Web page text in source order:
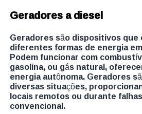
Geradores a diesel
Geradores são dispositivos
diferentes formas de energia
Podem funcionar com
gasolina, ou gás natural,
energia autônoma. Geradores
diversas situações,
locais remotos ou durante
convencional.